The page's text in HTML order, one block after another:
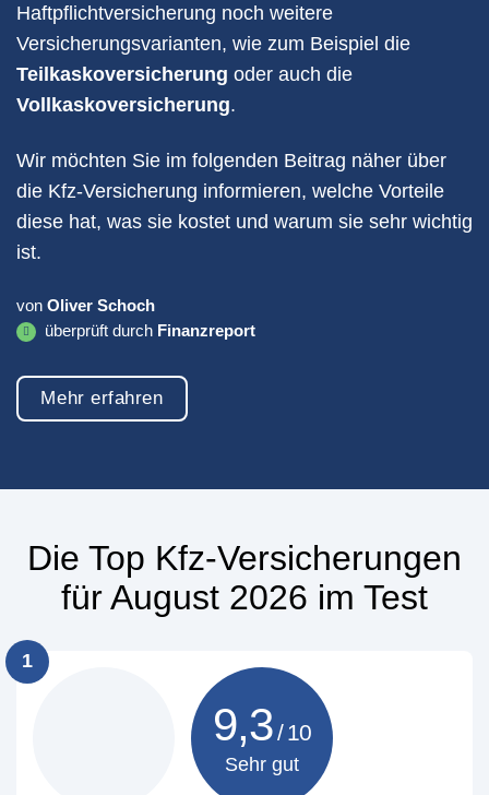
Haftpflichtversicherung noch weitere
Versicherungsvarianten, wie zum Beispiel die
Teilkaskoversicherung oder auch die
Vollkaskoversicherung.
Wir möchten Sie im folgenden Beitrag näher über
die Kfz-Versicherung informieren, welche Vorteile
diese hat, was sie kostet und warum sie sehr wichtig
ist.
von Oliver Schoch
überprüft durch Finanzreport
Mehr erfahren
Die Top Kfz-Versicherungen
für August 2026 im Test
1
9,3
Sehr gut